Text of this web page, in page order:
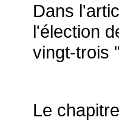
Dans
l'élection
vingt-trois
Le